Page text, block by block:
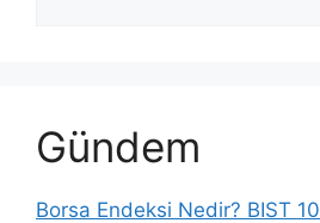
Gündem
Borsa Endeksi Nedir? BIST